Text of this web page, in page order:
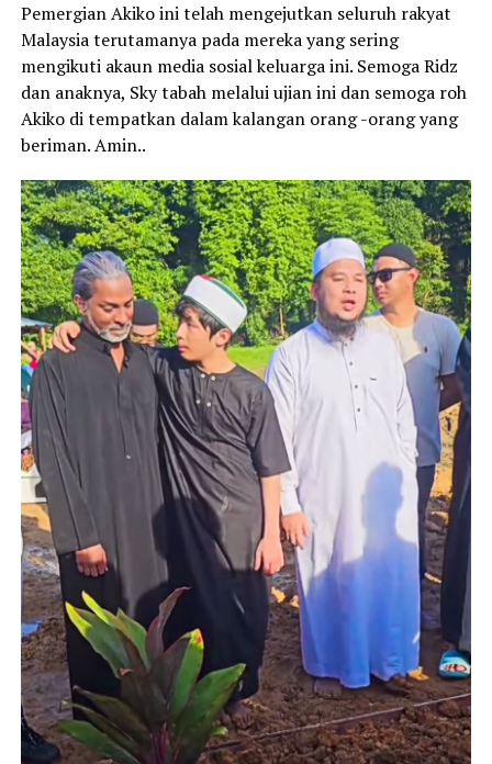
Pemergian Akiko ini telah mengejutkan seluruh rakyat
Malaysia terutamanya pada mereka yang sering
mengikuti akaun media sosial keluarga ini. Semoga Ridz
dan anaknya, Sky tabah melalui ujian ini dan semoga roh
Akiko di tempatkan dalam kalangan orang -orang yang
beriman. Amin..